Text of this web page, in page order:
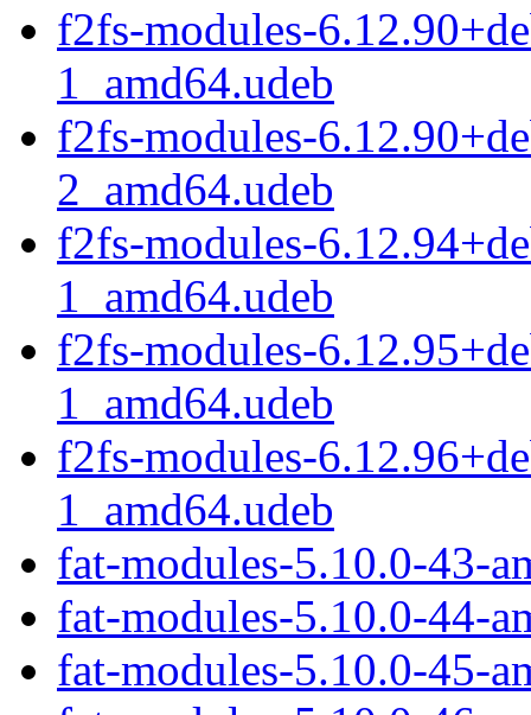
f2fs-modules-
1_amd64.udeb
f2fs-modules-
2_amd64.udeb
f2fs-modules-
1_amd64.udeb
f2fs-modules-
1_amd64.udeb
f2fs-modules-
1_amd64.udeb
fat-modules-5.10.0-43-
fat-modules-5.10.0-44-
fat-modules-5.10.0-45-